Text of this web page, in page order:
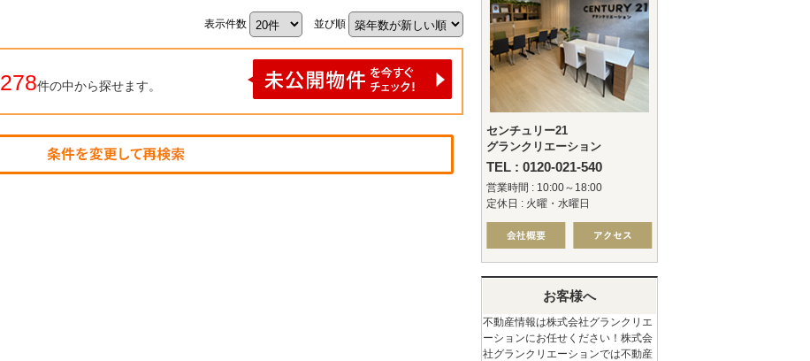
表示件数 並び順
278件の中から探せます。
センチュリー21
グランクリエーション
TEL : 0120-021-540
営業時間 : 10:00～18:00
定休日 : 火曜・水曜日
お客様へ
不動産情報は株式会社グランクリエ
ーションにお任せください！株式会
社グランクリエーションでは不動産